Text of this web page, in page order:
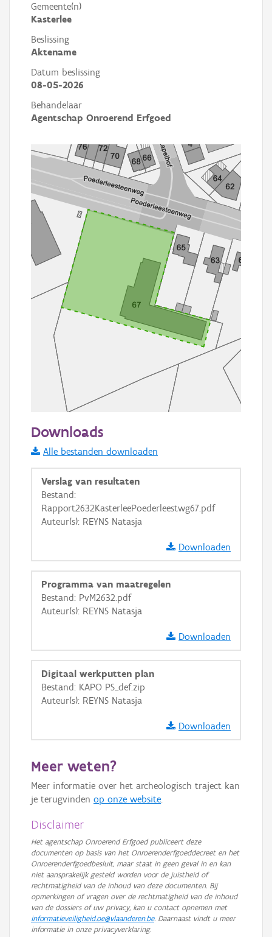
Gemeente(n)
Kasterlee
Beslissing
Aktename
Datum beslissing
08-05-2026
Behandelaar
Agentschap Onroerend Erfgoed
Informatie Vlaanderen
i
+ −
Basis Lagen
Ortho
GRB-Basiskaart in grijswaarden
Downloads
Alle bestanden downloaden
Verslag van resultaten
Bestand:
Rapport2632KasterleePoederleestwg67.pdf
Auteur(s): REYNS Natasja
Downloaden
Programma van maatregelen
Bestand: PvM2632.pdf
Auteur(s): REYNS Natasja
Downloaden
Digitaal werkputten plan
Bestand: KAPO PS_def.zip
Auteur(s): REYNS Natasja
Downloaden
Meer weten?
Meer informatie over het archeologisch traject kan
je terugvinden op onze website.
Disclaimer
Het agentschap Onroerend Erfgoed publiceert deze
documenten op basis van het Onroerenderfgoeddecreet en het
Onroerenderfgoedbesluit, maar staat in geen geval in en kan
niet aansprakelijk gesteld worden voor de juistheid of
rechtmatigheid van de inhoud van deze documenten. Bij
opmerkingen of vragen over de rechtmatigheid van de inhoud
van de dossiers of uw privacy, kan u contact opnemen met
informatieveiligheid.oe@vlaanderen.be. Daarnaast vindt u meer
informatie in onze privacyverklaring.